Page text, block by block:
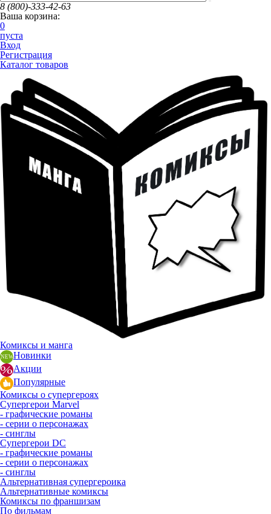
8 (800)-333-42-63
Ваша корзина:
0
пуста
Вход
Регистрация
Каталог товаров
Комиксы и манга
Новинки
Акции
Популярные
Комиксы о супергероях
Супергерои Marvel
- графические романы
- серии о персонажах
- синглы
Супергерои DC
- графические романы
- серии о персонажах
- синглы
Альтернативная супергероика
Альтернативные комиксы
Комиксы по франшизам
По фильмам